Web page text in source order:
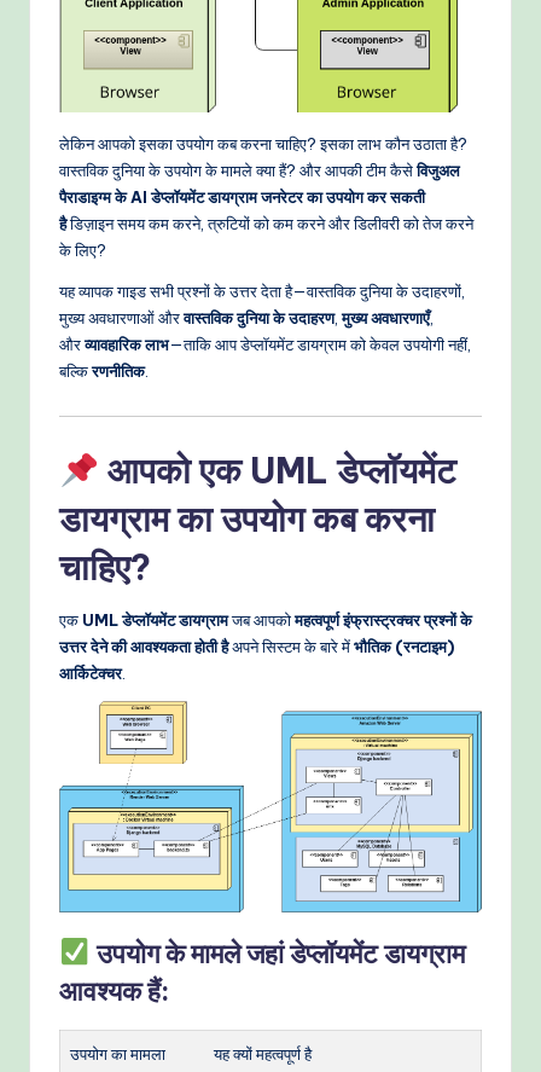
o
d
e
rn
T
c
o
d
लेकिन आपको इसका उपयोग कब करना चाहिए? इसका लाभ कौन उठाता है?
वास्तविक दुनिया के उपयोग के मामले क्या हैं? और आपकी टीम कैसेविजुअल
पैराडाइग्म के AI डेप्लॉयमेंट डायग्राम जनरेटर का उपयोग कर सकती
हैडिज़ाइन समय कम करने, त्रुटियों को कम करने और डिलीवरी को तेज करने
के लिए?
यह व्यापक गाइड सभी प्रश्नों के उत्तर देता है—वास्तविक दुनिया के उदाहरणों,
मुख्य अवधारणाओं औरवास्तविक दुनिया के उदाहरण,मुख्य अवधारणाएँ,
औरव्यावहारिक लाभ—ताकि आप डेप्लॉयमेंट डायग्राम को केवल उपयोगी नहीं,
बल्किरणनीतिक.
आपको एक UML डेप्लॉयमेंट
डायग्राम का उपयोग कब करना
चाहिए?
एक UML डेप्लॉयमेंट डायग्रामजब आपकोमहत्वपूर्ण इंफ्रास्ट्रक्चर प्रश्नों के
उत्तर देने की आवश्यकता होती हैअपने सिस्टम के बारे मेंभौतिक (रनटाइम)
आर्किटेक्चर.
उपयोग के मामले जहां डेप्लॉयमेंट डायग्राम
आवश्यक हैं:
उपयोग का मामला यह क्यों महत्वपूर्ण है